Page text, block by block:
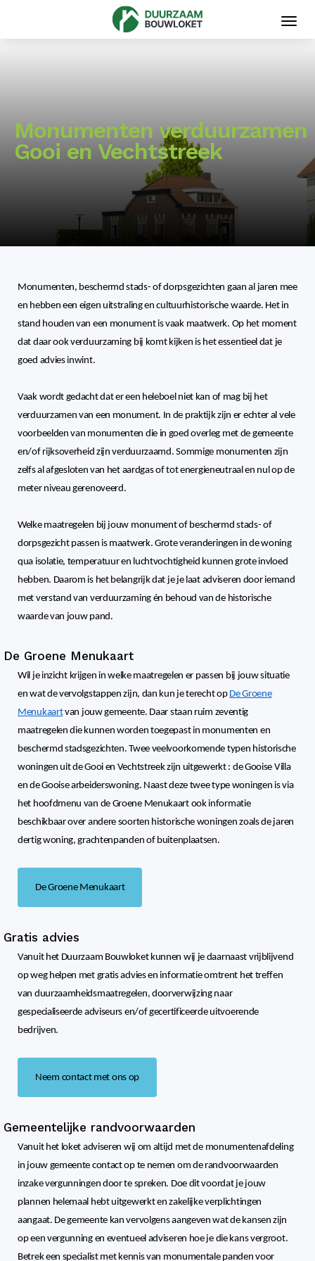
Monumenten verduurzamen
Gooi en Vechtstreek
Monumenten, beschermd stads- of dorpsgezichten gaan al jaren mee
en hebben een eigen uitstraling en cultuurhistorische waarde. Het in
stand houden van een monument is vaak maatwerk. Op het moment
dat daar ook verduurzaming bij komt kijken is het essentieel dat je
goed advies inwint.
Vaak wordt gedacht dat er een heleboel niet kan of mag bij het
verduurzamen van een monument. In de praktijk zijn er echter al vele
voorbeelden van monumenten die in goed overleg met de gemeente
en/of rijksoverheid zijn verduurzaamd. Sommige monumenten zijn
zelfs al afgesloten van het aardgas of tot energieneutraal en nul op de
meter niveau gerenoveerd.
Welke maatregelen bij jouw monument of beschermd stads- of
dorpsgezicht passen is maatwerk. Grote veranderingen in de woning
qua isolatie, temperatuur en luchtvochtigheid kunnen grote invloed
hebben. Daarom is het belangrijk dat je je laat adviseren door iemand
met verstand van verduurzaming én behoud van de historische
waarde van jouw pand.
De Groene Menukaart
Wil je inzicht krijgen in welke maatregelen er passen bij jouw situatie
en wat de vervolgstappen zijn, dan kun je terecht op De Groene
Menukaartvan jouw gemeente. Daar staan ruim zeventig
maatregelen die kunnen worden toegepast in monumenten en
beschermd stadsgezichten. Twee veelvoorkomende typen historische
woningen uit de Gooi en Vechtstreek zijn uitgewerkt : de Gooise Villa
en de Gooise arbeiderswoning. Naast deze twee type woningen is via
het hoofdmenu van de Groene Menukaart ook informatie
beschikbaar over andere soorten historische woningen zoals de jaren
dertig woning, grachtenpanden of buitenplaatsen.
De Groene Menukaart
Gratis advies
Vanuit het Duurzaam Bouwloket kunnen wij je daarnaast vrijblijvend
op weg helpen met gratis advies en informatie omtrent het treffen
van duurzaamheidsmaatregelen, doorverwijzing naar
gespecialiseerde adviseurs en/of gecertificeerde uitvoerende
bedrijven.
Neem contact met ons op
Gemeentelijke randvoorwaarden
Vanuit het loket adviseren wij om altijd met de monumentenafdeling
in jouw gemeente contact op te nemen om de randvoorwaarden
inzake vergunningen door te spreken. Doe dit voordat je jouw
plannen helemaal hebt uitgewerkt en zakelijke verplichtingen
aangaat. De gemeente kan vervolgens aangeven wat de kansen zijn
op een vergunning en eventueel adviseren hoe je die kans vergroot.
Betrek een specialist met kennis van monumentale panden voor